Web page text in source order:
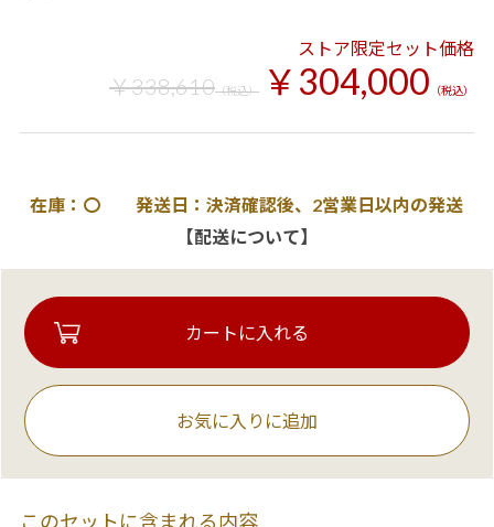
ストア限定セット価格
￥338,610（税込） ￥304,000 （税込）
在庫：〇 発送日：決済確認後、2営業日以内の発送
【配送について】
お気に入りに追加
このセットに含まれる内容